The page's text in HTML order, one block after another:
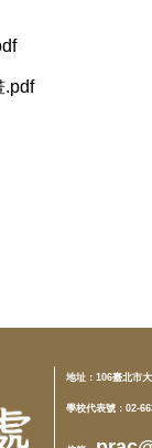
.pdf
地址： 106臺北市
學校代表號：02-